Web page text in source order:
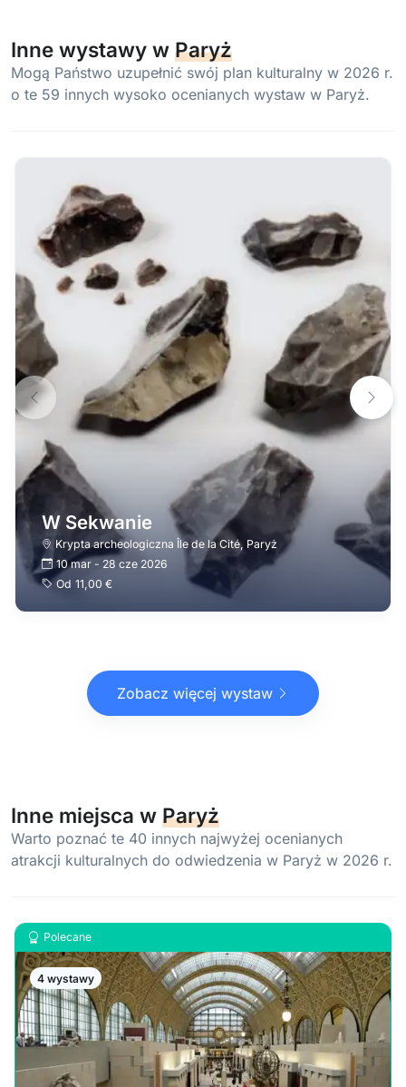
Inne wystawy w Paryż
Mogą Państwo uzupełnić swój plan kulturalny w 2026 r.
o te 59 innych wysoko ocenianych wystaw w Paryż.
W Sekwanie
Krypta archeologiczna Île de la Cité, Paryż
10 mar - 28 cze 2026
Od 11,00 €
Zobacz więcej wystaw
Inne miejsca w Paryż
Warto poznać te 40 innych najwyżej ocenianych
atrakcji kulturalnych do odwiedzenia w Paryż w 2026 r.
Polecane
4 wystawy